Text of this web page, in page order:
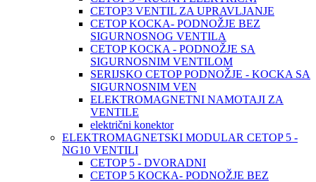
CETOP3 VENTIL ZA UPRAVLJANJE
CETOP KOCKA- PODNOŽJE BEZ
SIGURNOSNOG VENTILA
CETOP KOCKA - PODNOŽJE SA
SIGURNOSNIM VENTILOM
SERIJSKO CETOP PODNOŽJE - KOCKA SA
SIGURNOSNIM VEN
ELEKTROMAGNETNI NAMOTAJI ZA
VENTILE
električni konektor
ELEKTROMAGNETSKI MODULAR CETOP 5 -
NG10 VENTILI
CETOP 5 - DVORADNI
CETOP 5 KOCKA- PODNOŽJE BEZ